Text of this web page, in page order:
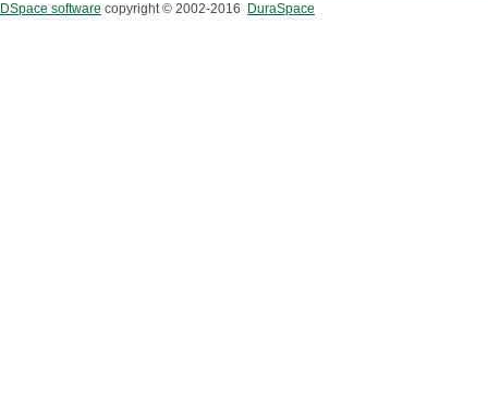
DSpace software copyright © 2002-2016 DuraSpace